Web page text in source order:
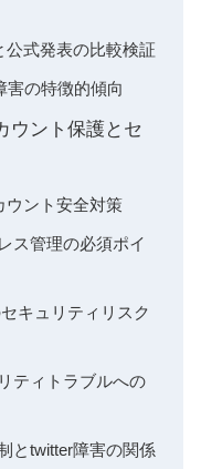
公式発表の比較検証
害の特徴的傾向
ウント保護とセ
ウント安全対策
ス管理の必須ポイ
キュリティリスク
ティトラブルへの
とtwitter障害の関係